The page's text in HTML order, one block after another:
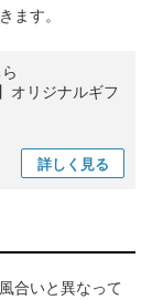
ます。
オリジナルギフ
詳しく 見る
合いと異なって